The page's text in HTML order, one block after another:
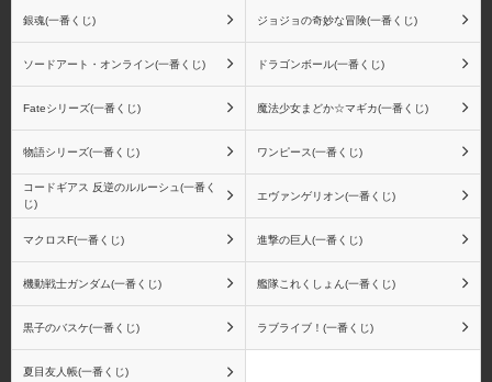
銀魂(一番くじ) ジョジョの奇妙な冒険(一番くじ)
ソードアート・オンライン(一番くじ) ドラゴンボール(一番くじ)
Fateシリーズ(一番くじ) 魔法少女まどか☆マギカ(一番くじ)
物語シリーズ(一番くじ) ワンピース(一番くじ)
コードギアス 反逆のルルーシュ(一番く
じ)
エヴァンゲリオン(一番くじ)
マクロスF(一番くじ) 進撃の巨人(一番くじ)
機動戦士ガンダム(一番くじ) 艦隊これくしょん(一番くじ)
黒子のバスケ(一番くじ) ラブライブ！(一番くじ)
夏目友人帳(一番くじ)